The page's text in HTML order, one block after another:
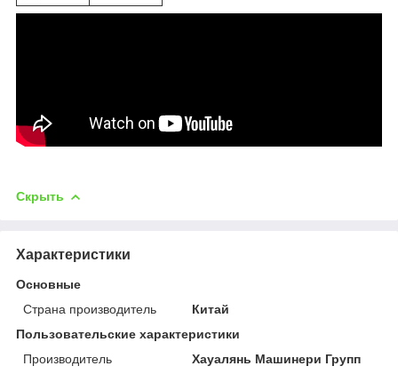
Скрыть
Характеристики
Основные
Страна производитель
Китай
Пользовательские характеристики
Производитель
Хауалянь Машинери Групп